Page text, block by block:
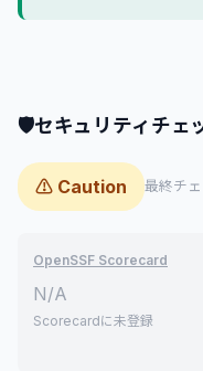
🛡セキュリティチェ
⚠ Caution 最終チ
OpenSSF Scorecard
N/A
Scorecardに未登録